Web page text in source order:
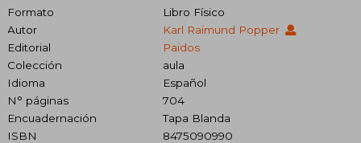
Formato
Libro Físico
Autor
Karl Raimund Popper
Editorial
Paidos
Colección
aula
Idioma
Español
N° páginas
704
Encuadernación
Tapa Blanda
ISBN
8475090990